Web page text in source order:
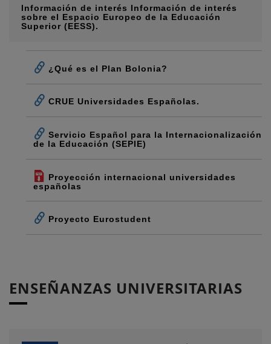
Información de interés Información de interés
sobre el Espacio Europeo de la Educación
Superior (EESS).
¿Qué es el Plan Bolonia?
CRUE Universidades Españolas.
Servicio Español para la Internacionalización
de la Educación (SEPIE)
Proyección internacional universidades
españolas
Proyecto Eurostudent
ENSEÑANZAS UNIVERSITARIAS